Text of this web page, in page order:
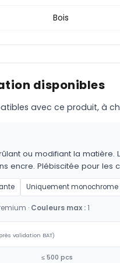
Bois
disponibles
avec ce produit, à
ou modifiant la
encre. Plébiscitée pour les
Uniquement monochrome
· Couleurs max :1
validation BAT)
≤ 500 pcs